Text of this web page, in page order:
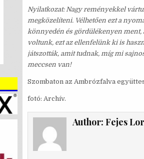
Nyilatkozat: Nagy reményekkel
megközelíteni. Vélhetően ezt a
könnyedén és gördülékenyen ment,
voltunk, ezt az ellenfelünk ki is
játszották, amit tudnak, míg mi
meccsen van!
Szombaton az Ambrózfalva
fotó: Archív.
Author: Fejes